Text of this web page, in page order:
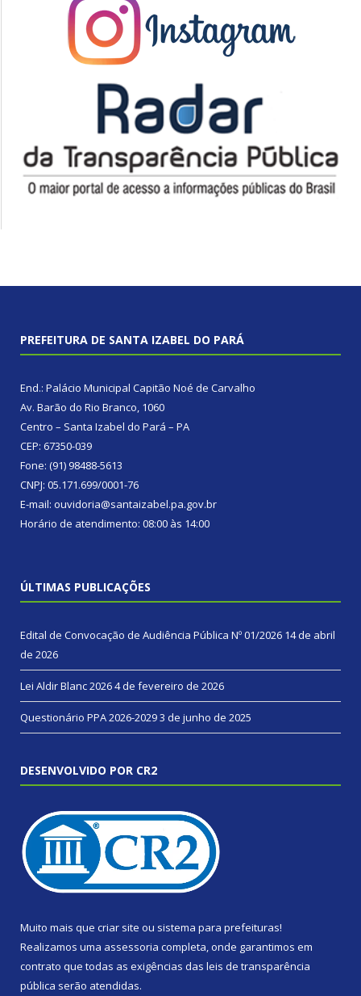
PREFEITURA DE SANTA IZABEL DO PARÁ
End.: Palácio Municipal Capitão Noé de Carvalho
Av. Barão do Rio Branco, 1060
Centro – Santa Izabel do Pará – PA
CEP: 67350-039
Fone: (91) 98488-5613
CNPJ: 05.171.699/0001-76
E-mail: ouvidoria@santaizabel.pa.gov.br
Horário de atendimento: 08:00 às 14:00
ÚLTIMAS PUBLICAÇÕES
Edital de Convocação de Audiência Pública Nº 01/2026 14 de abril
de 2026
Lei Aldir Blanc 20264 de fevereiro de 2026
Questionário PPA 2026-20293 de junho de 2025
DESENVOLVIDO POR CR2
Muito mais que criar site ou sistema para prefeituras!
Realizamos uma assessoria completa, onde garantimos em
contrato que todas as exigências das leis de transparência
pública serão atendidas.